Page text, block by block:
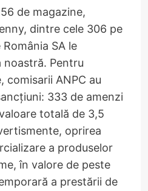
de magazine,
dintre cele 306 pe
SA le
noastră. Pentru
comisarii ANPC au
333 de amenzi
totală de 3,5
oprirea
a produselor
în valore de peste
a prestării de